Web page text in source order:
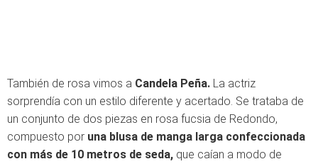
También de rosa vimos a Candela Peña. La actriz
sorprendía con un estilo diferente y acertado. Se trataba de
un conjunto de dos piezas en rosa fucsia de Redondo,
compuesto por una blusa de manga larga confeccionada
con más de 10 metros de seda, que caían a modo de